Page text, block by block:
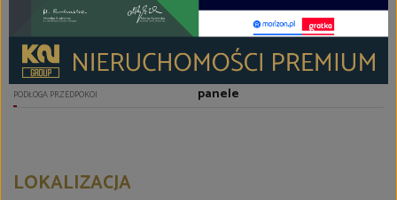
WYPOSAŻENIE ŁAZIENKI
kabina prysznicowa, lustro,
natrysk, pralka, umywalka, WC
WYPOSAŻENIE DODATKOWE zlew, pralka, lustro
PODŁOGA PRZEDPOKOI panele
LOKALIZACJA